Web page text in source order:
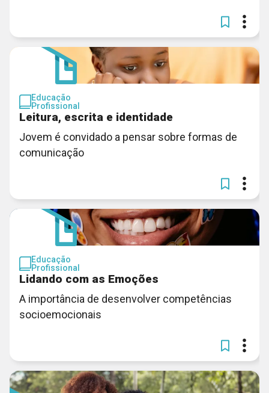
Educação
Profissional
Leitura, escrita e identidade
Jovem é convidado a pensar sobre formas de
comunicação
Educação
Profissional
Lidando com as Emoções
A importância de desenvolver competências
socioemocionais